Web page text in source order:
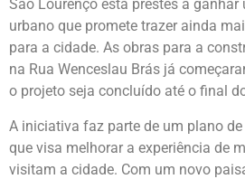
São Lourenço está prestes a ganhar
urbano que promete trazer ainda
para a cidade. As obras para a
na Rua Wenceslau Brás já
o projeto seja concluído até o final
A iniciativa faz parte de um plano
que visa melhorar a experiência de
visitam a cidade. Com um novo